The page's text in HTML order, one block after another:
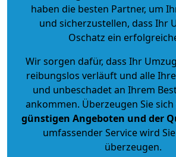
haben die besten Partner, um
und sicherzustellen, dass Ihr
Oschatz ein
Wir sorgen dafür, dass Ihr
reibungslos verläuft und alle
und unbeschadet an Ihrem
ankommen. Überzeugen Sie
günstigen Angeboten und der
umfassender Service wird
überzeugen.